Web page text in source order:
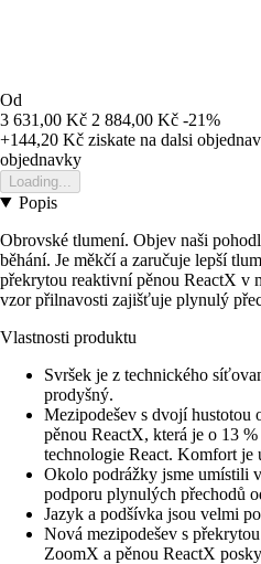
Od
3 631,00 Kč 2 884,00 Kč -21%
+144,20 Kč ziskate na dalsi
objednavky
Loading...
Popis
Obrovské tlumení. Objev naši
běhání. Je měkčí a zaručuje lepší
překrytou reaktivní pěnou ReactX v
vzor přilnavosti zajišťuje plynulý
Vlastnosti produktu
Svršek je z technického
prodyšný.
Mezipodešev s dvojí hustotou
pěnou ReactX, která je o 13
technologie React. Komfort je
Okolo podrážky jsme umístili
podporu plynulých přechodů
Jazyk a podšívka jsou velmi
Nová mezipodešev s
ZoomX a pěnou ReactX